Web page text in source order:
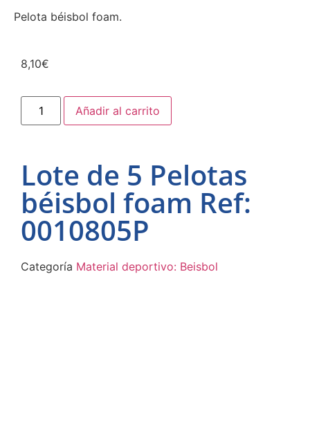
Pelota béisbol foam.
8,10€
Añadir al carrito
Lote de 5 Pelotas
béisbol foam Ref:
0010805P
Categoría Material deportivo: Beisbol